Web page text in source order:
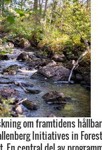
om framtidens
Initiatives in